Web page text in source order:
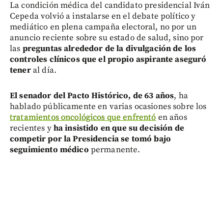
La condición médica del candidato presidencial Iván
Cepeda volvió a instalarse en el debate político y
mediático en plena campaña electoral, no por un
anuncio reciente sobre su estado de salud, sino por
las preguntas alrededor de la divulgación de los
controles clínicos que el propio aspirante aseguró
teneral día.
El senador del Pacto Histórico, de 63 años, ha
hablado públicamente en varias ocasiones sobre los
tratamientos oncológicos que enfrentó en años
recientes yha insistido en que su decisión de
competir por la Presidencia se tomó bajo
seguimiento médico permanente.